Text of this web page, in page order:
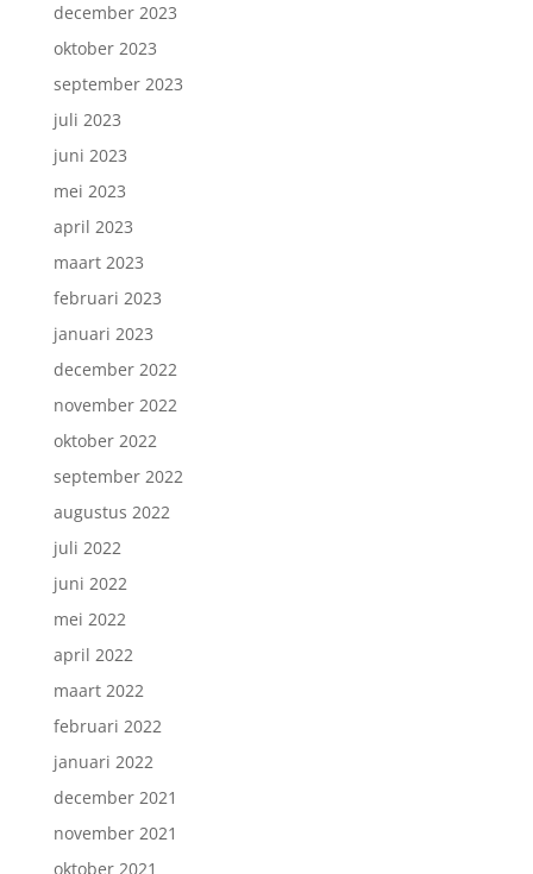
december 2023
oktober 2023
september 2023
juli 2023
juni 2023
mei 2023
april 2023
maart 2023
februari 2023
januari 2023
december 2022
november 2022
oktober 2022
september 2022
augustus 2022
juli 2022
juni 2022
mei 2022
april 2022
maart 2022
februari 2022
januari 2022
december 2021
november 2021
oktober 2021